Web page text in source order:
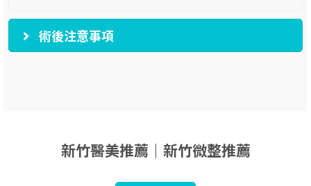
術後注意事項
新竹醫美推薦｜新竹微整推薦